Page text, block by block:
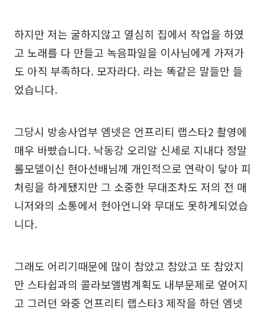
하지만 저는 굴하지않고 열심히 집에서 작업을 하였
고 노래를 다 만들고 녹음파일을 이사님에게 가져가
도 아직 부족하다. 모자라다. 라는 똑같은 말들만 들
었습니다.
그당시 방송사업부 엠넷은 언프리티 랩스타2 촬영에
매우 바빴습니다. 낙동강 오리알 신세로 지내다 정말
롤모델이신 현아선배님께 개인적으로 연락이 닿아 피
처링을 하게됐지만 그 소중한 무대조차도 저의 전 매
니저와의 소통에서 현아언니와 무대도 못하게되었습
니다.
그래도 어리기때문에 많이 참았고 참았고 또 참았지
만 스타쉽과의 콜라보앨범계획도 내부문제로 엎어지
고 그러던 와중 언프리티 랩스타3 제작을 하던 엠넷